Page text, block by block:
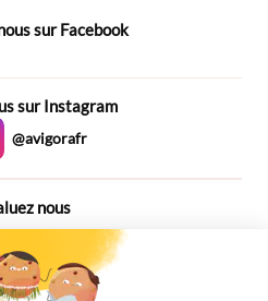
sur Facebook
sur Instagram
@avigorafr
nous
650 Avis